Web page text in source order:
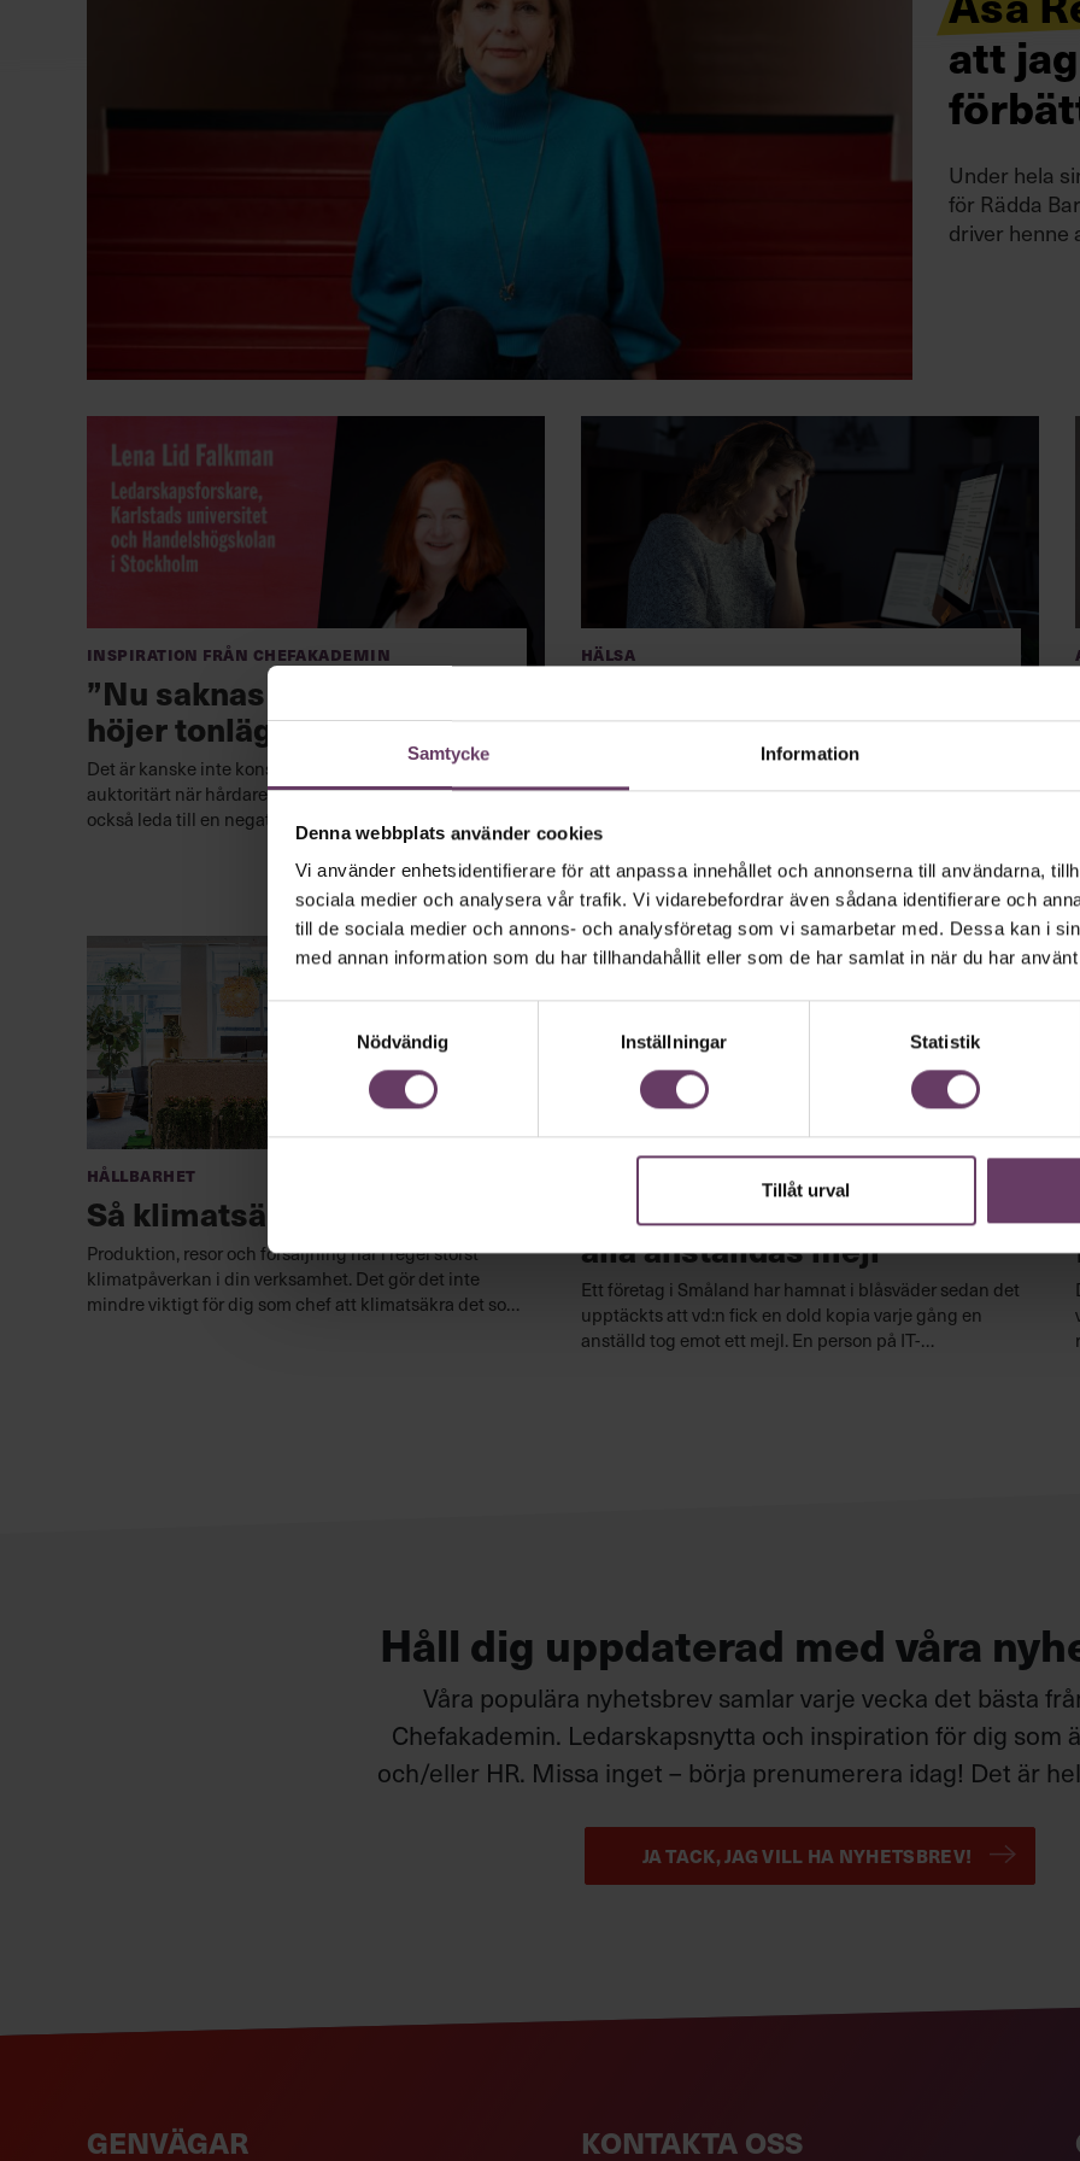
Samtycke Information
Denna webbplats använder cookies
Vi använder enhetsidentifierare för att anpassa innehållet och annonserna till användarna,
sociala medier och analysera vår trafik. Vi vidarebefordrar även sådana identifierare och
till de sociala medier och annons- och analysföretag som vi samarbetar med. Dessa kan i
med annan information som du har tillhandahållit eller som de har samlat in när du har
Samtyckesval
Nödvändig
Inställningar Statistik
Tillåt urval
att
Under hela
för Rädda
driver
Inspiration från Chefakademin
”Nu saknas ledare som inte
höjer tonläget”
Det är kanske inte konstigt att ledarskapet blir mer
auktoritärt när hårdare vindar blåser. Men det kan
också leda till en negativ spiral.
Hälsa
Framförallt arbetsmiljön
som gör människor sjuka
människor blir långtidssjukskrivna. Det visar en
Hållbarhet
Så klimatsäkrar du kontoret
Produktion, resor och försäljning har i regel störst
klimatpåverkan i din verksamhet. Det gör det inte
mindre viktigt för dig som chef att klimatsäkra det som
Chefen fick dold kopia – på
alla anställdas mejl
Ett företag i Småland har hamnat i blåsväder sedan det
upptäckts att vd:n fick en dold kopia varje gång en
anställd tog emot ett mejl. En person på IT-
Håll dig uppdaterad med våra
Våra populära nyhetsbrev samlar varje vecka det bästa
Chefakademin. Ledarskapsnytta och inspiration för dig som
och/eller HR. Missa inget – börja prenumerera idag! Det är
JA TACK, JAG VILL HA NYHETSBREV!
GENVÄGAR KONTAKTA OSS